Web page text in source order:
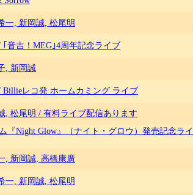
一, 新岡誠, 松尾明
｢音吉！MEG｣4周年記念ライブ
, 新岡誠
Billieレコ発 ホームカミング ライブ
, 松尾明 / 有料ライブ配信あります
『Night Glow』（ナイト・グロウ）発売記念ライ
, 新岡誠, 高橋康廣
一, 新岡誠, 松尾明